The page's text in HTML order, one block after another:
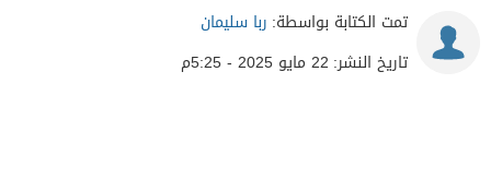
تمت الكتابة بواسطة: ربا سليمان
تاريخ النشر: 22 مايو 2025 - 5:25م